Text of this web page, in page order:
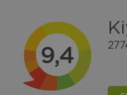
Gratis verzending
Bel
Spaarpunten
Shop the